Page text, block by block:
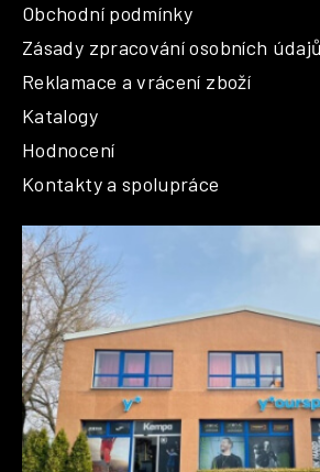
Obchodní podmínky
Zásady zpracování osobních údajů
Reklamace a vrácení zboží
Katalogy
Hodnocení
Kontakty a spolupráce